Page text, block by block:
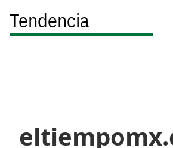
Tendencia